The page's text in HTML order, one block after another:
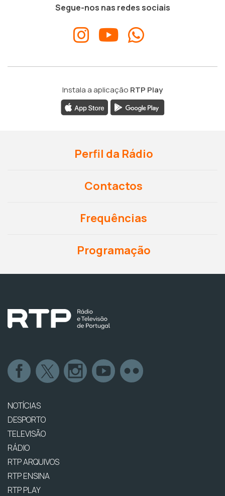
Segue-nos nas redes sociais
Instala a aplicação RTP Play
Perfil da Rádio
Contactos
Frequências
Programação
NOTÍCIAS
DESPORTO
TELEVISÃO
RÁDIO
RTP ARQUIVOS
RTP ENSINA
RTP PLAY